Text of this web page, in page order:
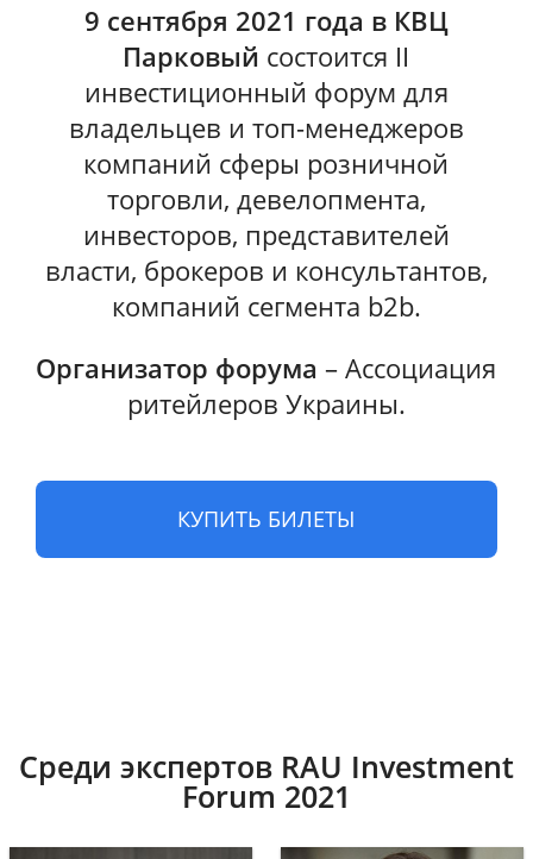
9 сентября 2021 года в КВЦ
Парковый состоится II
инвестиционный форум для
владельцев и топ-менеджеров
компаний сферы розничной
торговли, девелопмента,
инвесторов, представителей
власти, брокеров и консультантов,
компаний сегмента b2b.
Организатор форума – Ассоциация
ритейлеров Украины.
КУПИТЬ БИЛЕТЫ
Среди экспертов RAU Investment
Forum 2021